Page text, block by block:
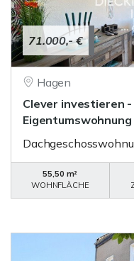
71.000,- €
Hagen
Clever investieren
55,50 m²
WOHNFLÄCHE